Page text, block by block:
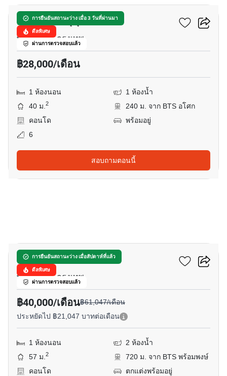
การยืนยันสถานะว่าง เมื่อ 3 วันที่ผ่านมา
ดีลพิเศษ
ผ่านการตรวจสอบแล้ว
ซิตี้ สมาร์ท สุขุมวิท18
พร้อมพงษ์, กรุงเทพ
฿28,000/เดือน
1 ห้องนอน
1 ห้องน้ำ
40 ม.2
240 ม. จาก BTS อโศก
คอนโด
พร้อมอยู่
6
สอบถามตอนนี้
การยืนยันสถานะว่าง เมื่อสัปดาห์ที่แล้ว
ดีลพิเศษ
ผ่านการตรวจสอบแล้ว
พาร์ค ออริจิ้น พร้อมพงษ์
พร้อมพงษ์, กรุงเทพ
฿40,000/เดือน฿61,047/เดือน
ประหยัดไป ฿21,047 บาทต่อเดือน
1 ห้องนอน
2 ห้องน้ำ
57 ม.2
720 ม. จาก BTS พร้อมพงษ์
คอนโด
ตกแต่งพร้อมอยู่